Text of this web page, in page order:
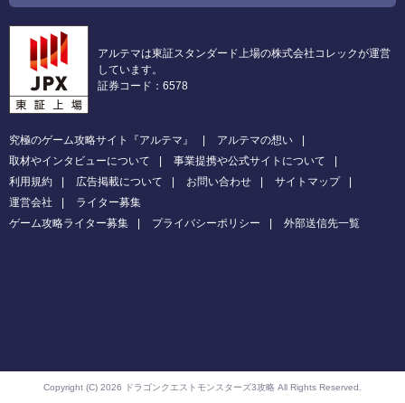
アルテマは東証スタンダード上場の株式会社コレックが運営
しています。
証券コード：6578
究極のゲーム攻略サイト『アルテマ』
アルテマの想い
取材やインタビューについて
事業提携や公式サイトについて
利用規約
広告掲載について お問い合わせ
サイトマップ
運営会社
ライター募集
ゲーム攻略ライター募集
プライバシーポリシー 外部送信先一覧
Copyright (C) 2026 ドラゴンクエストモンスターズ3攻略 All Rights Reserved.